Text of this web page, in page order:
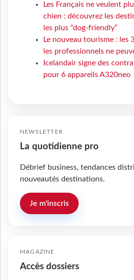
Les Français ne veulent
chien : découvrez les
les plus “dog-friendly”
Le nouveau tourisme : les
les professionnels ne
Icelandair signe des
pour 6 appareils A320neo
NEWSLETTER
La quotidienne pro
Débrief business, tendances
nouveautés destinations.
Je m'inscris
MAGAZINE
Accès dossiers